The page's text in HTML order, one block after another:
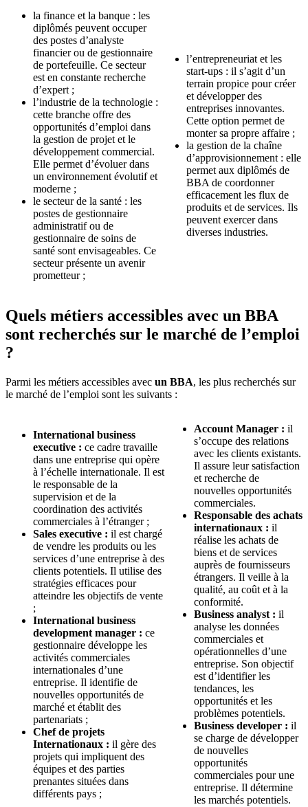
la finance et la banque : les
diplômés peuvent occuper
des postes d’analyste
financier ou de gestionnaire
de portefeuille. Ce secteur
est en constante recherche
d’expert ;
l’industrie de la technologie :
cette branche offre des
opportunités d’emploi dans
la gestion de projet et le
développement commercial.
Elle permet d’évoluer dans
un environnement évolutif et
moderne ;
le secteur de la santé : les
postes de gestionnaire
administratif ou de
gestionnaire de soins de
santé sont envisageables. Ce
secteur présente un avenir
prometteur ;
l’entrepreneuriat et les
start-ups : il s’agit d’un
terrain propice pour créer
et développer des
entreprises innovantes.
Cette option permet de
monter sa propre affaire ;
la gestion de la chaîne
d’approvisionnement : elle
permet aux diplômés de
BBA de coordonner
efficacement les flux de
produits et de services. Ils
peuvent exercer dans
diverses industries.
Quels métiers accessibles avec un BBA
sont recherchés sur le marché de l’emploi
?
Parmi les métiers accessibles avec un BBA, les plus recherchés sur
le marché de l’emploi sont les suivants :
International business
executive : ce cadre travaille
dans une entreprise qui opère
à l’échelle internationale. Il est
le responsable de la
supervision et de la
coordination des activités
commerciales à l’étranger ;
Sales executive : il est chargé
de vendre les produits ou les
services d’une entreprise à des
clients potentiels. Il utilise des
stratégies efficaces pour
atteindre les objectifs de vente
;
International business
development manager : ce
gestionnaire développe les
activités commerciales
internationales d’une
entreprise. Il identifie de
nouvelles opportunités de
marché et établit des
partenariats ;
Chef de projets
Internationaux : il gère des
projets qui impliquent des
équipes et des parties
prenantes situées dans
différents pays ;
Account Manager : il
s’occupe des relations
avec les clients existants.
Il assure leur satisfaction
et recherche de
nouvelles opportunités
commerciales.
Responsable des achats
internationaux : il
réalise les achats de
biens et de services
auprès de fournisseurs
étrangers. Il veille à la
qualité, au coût et à la
conformité.
Business analyst : il
analyse les données
commerciales et
opérationnelles d’une
entreprise. Son objectif
est d’identifier les
tendances, les
opportunités et les
problèmes potentiels.
Business developer : il
se charge de développer
de nouvelles
opportunités
commerciales pour une
entreprise. Il détermine
les marchés potentiels.